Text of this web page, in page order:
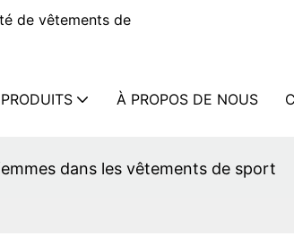
de vêtements de
PRODUITS À PROPOS DE NOUS
dans les vêtements de sport